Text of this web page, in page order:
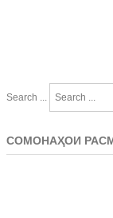
Search ...
СОМОНАҲОИ